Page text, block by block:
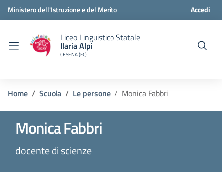
Ministero dell'Istruzione e del Merito Accedi
Liceo Linguistico Statale
Ilaria Alpi
CESENA (FC)
Home Scuola Le persone Monica Fabbri
Monica Fabbri
docente di scienze